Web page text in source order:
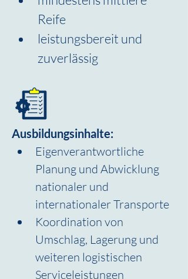
Reife
leistungsbereit und
zuverlässig
Ausbildungsinhalte:
Eigenverantwortliche
Planung und Abwicklung
nationaler und
internationaler Transporte
Koordination von
Umschlag, Lagerung und
weiteren logistischen
Serviceleistungen